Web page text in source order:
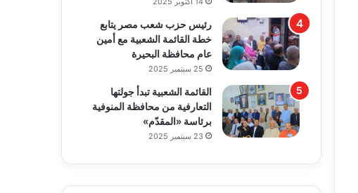
رئيس حزب شعب مصر يتابع
خطة القائمة الشعبية مع أمين
عام محافظة البحيرة
25 سبتمبر 2025
القائمة الشعبية تبدأ جولتها
التعارفية من محافظة المنوفية
برئاسة «المقدّم»
23 سبتمبر 2025